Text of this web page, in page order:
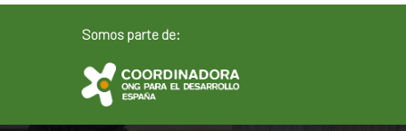
Somos parte de: